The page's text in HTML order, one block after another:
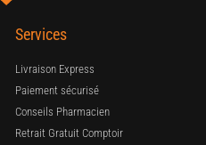
Services
Livraison Express
Paiement sécurisé
Conseils Pharmacien
Retrait Gratuit Comptoir